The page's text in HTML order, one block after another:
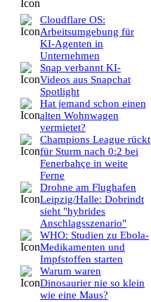
Cloudflare OS:
Arbeitsumgebung für
KI-Agenten in
Unternehmen
Snap verbannt KI-
Videos aus Snapchat
Spotlight
Hat jemand schon einen
alten Wohnwagen
vermietet?
Champions League rückt
für Sturm nach 0:2 bei
Fenerbahçe in weite
Ferne
Drohne am Flughafen
Leipzig/Halle: Dobrindt
sieht "hybrides
Anschlagsszenario"
WHO: Studien zu Ebola-
Medikamenten und
Impfstoffen starten
Warum waren
Dinosaurier nie so klein
wie eine Maus?